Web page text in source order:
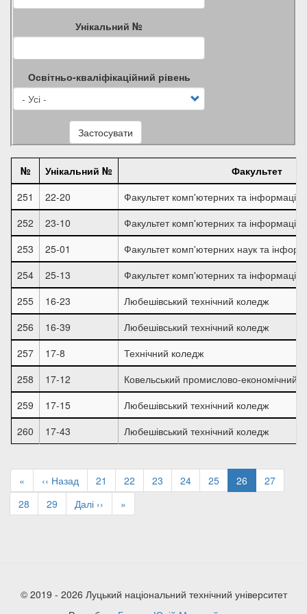
Унікальний №
Освітньо-кваліфікаційний рівень
Застосувати
№ Унікальний №
Факультет
251
22-20
Факультет комп'ютерних та
252
23-10
Факультет комп'ютерних та
253
25-01
Факультет комп'ютерних наук та
254
25-13
Факультет комп'ютерних та
255
16-23
Любешівський технічний коледж
256
16-39
Любешівський технічний коледж
257
17-8
Технічний коледж
258
17-12
Ковельський промислово-економічний
259
17-15
Любешівський технічний коледж
260
17-43 Любешівський технічний коледж
Розбивка
на
сторінки
Перша
сторінка
«
Попередня
сторінка
‹‹ Назад Page
21 Page
22 Page
23 Page
24 Page
25
Поточна
сторінка
26 Page
27
Page
28 Page
29
Наступна
сторінка
Далі ››
Остання
сторінка
»
© 2019 - 2026 Луцький національний технічний університет